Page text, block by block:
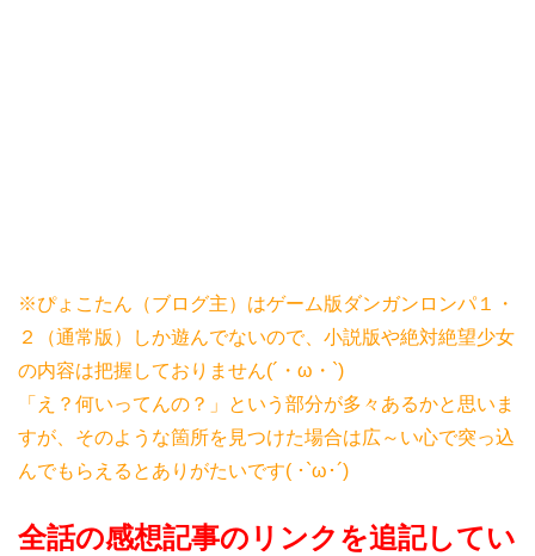
※ぴょこたん（ブログ主）はゲーム版ダンガンロンパ１・
２（通常版）しか遊んでないので、小説版や絶対絶望少女
の内容は把握しておりません(´・ω・`)
「え？何いってんの？」という部分が多々あるかと思いま
すが、そのような箇所を見つけた場合は広～い心で突っ込
んでもらえるとありがたいです( ･`ω･´)
全話の感想記事のリンクを追記してい